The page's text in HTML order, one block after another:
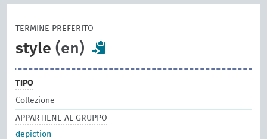
TERMINE PREFERITO
style (en)
TIPO
Collezione
APPARTIENE AL GRUPPO
depiction